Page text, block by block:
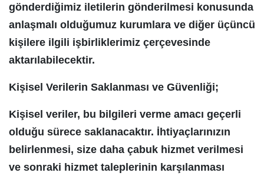
gönderdiğimiz iletilerin gönderilmesi konusunda
anlaşmalı olduğumuz kurumlara ve diğer üçüncü
kişilere ilgili işbirliklerimiz çerçevesinde
aktarılabilecektir.
Kişisel Verilerin Saklanması ve Güvenliği;
Kişisel veriler, bu bilgileri verme amacı geçerli
olduğu sürece saklanacaktır. İhtiyaçlarınızın
belirlenmesi, size daha çabuk hizmet verilmesi
ve sonraki hizmet taleplerinin karşılanması